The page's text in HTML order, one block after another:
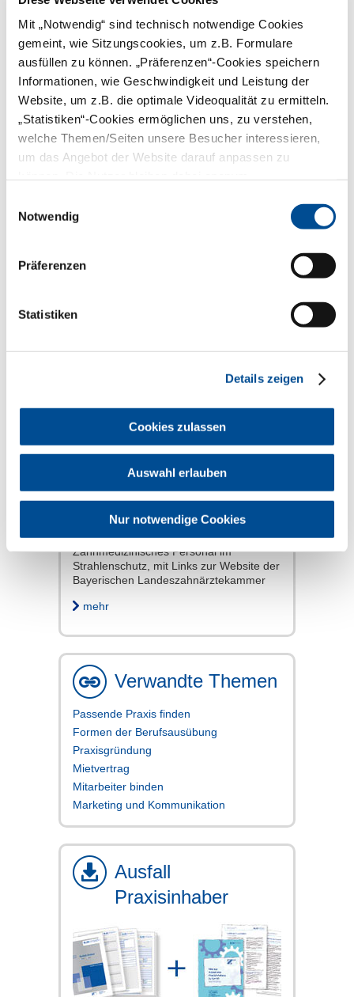
Mit „Notwendig“ sind technisch notwendige Cookies
gemeint, wie Sitzungscookies, um z.B. Formulare
ausfüllen zu können. „Präferenzen“-Cookies speichern
Informationen, wie Geschwindigkeit und Leistung der
Website, um z.B. die optimale Videoqualität zu ermitteln.
„Statistiken“-Cookies ermöglichen uns, zu verstehen,
welche Themen/Seiten unsere Besucher interessieren,
um das Angebot der Website darauf anpassen zu
Notwendig
Präferenzen
Statistiken
Details zeigen
Cookies zulassen
Auswahl erlauben
Nur notwendige Cookies
Hygiene
Infos zu Hygienemaßmaßnahmen in der
mehr
Informationen zu den Fachkunden für
Zahnärzte und Kenntnissen für
Zahnmedizinisches Personal im
Strahlenschutz, mit Links zur Website der
Bayerischen Landeszahnärztekammer
mehr
Verwandte Themen
Passende Praxis finden
Formen der Berufsausübung
Praxisgründung
Mietvertrag
Mitarbeiter binden
Marketing und Kommunikation
Ausfall
Praxisinhaber